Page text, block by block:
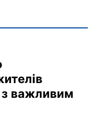
з важливим